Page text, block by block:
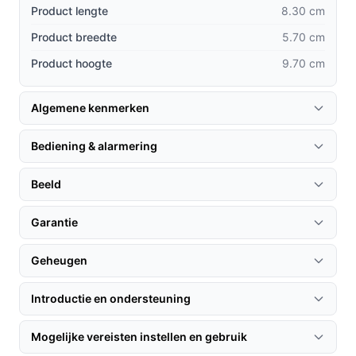
dat je minder vaak hoeft op te laden, in
tegenstelling tot veel andere modellen die
frequente oplaadbeurten vereisen.
Betrouwbare verbinding:
technologie heb je geen last van kabels en kun je
de camera plaatsen waar jij dat wilt, zonder
beperkingen.
Gebruiksvriendelijke app:
De bijbehorende app
maakt het eenvoudig om video’s te bekijken en
meldingen te beheren, wat bij andere merken
soms ingewikkeld kan zijn.
Gebruik & praktische tips
Om het meeste uit jouw Arlo Essential HD XL te halen,
volgen hier enkele handige tips:
Product lengte
8.30 cm
Product breedte
5.70 cm
Product hoogte
9.70 cm
Algemene kenmerken
Bediening & alarmering
Beeld
Garantie
Geheugen
Introductie en ondersteuning
Mogelijke vereisten instellen en gebruik